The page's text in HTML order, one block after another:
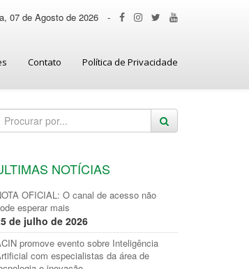
07 de Agosto de 2026 -
Contato Política de Privacidade
NOTÍCIAS
OFICIAL: O canal de acesso não
esperar mais
de julho de 2026
promove evento sobre Inteligência
com especialistas da área de